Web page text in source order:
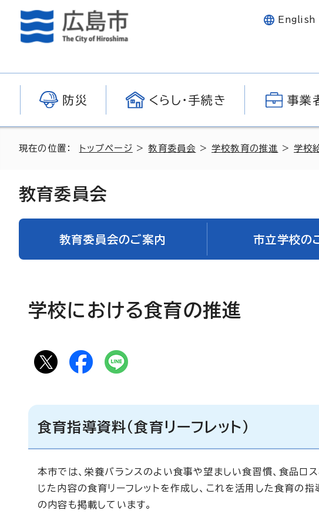
English
防災 くらし・手続き 事業
現在の位置： トップページ >教育委員会 >学校教育の推進 >学校
教育委員会
教育委員会のご案内 市立学校の
学校における食育の推進
食育指導資料（食育リーフレット）
本市では、栄養バランスのよい食事や望ましい食習慣、食品
じた内容の食育リーフレットを作成し、これを活用した食育の
の内容も掲載しています。